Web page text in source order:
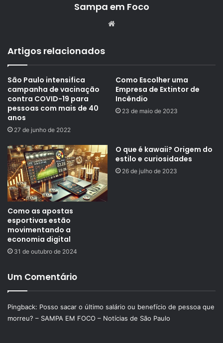
Sampa em Foco
Website
Artigos relacionados
São Paulo intensifica
campanha de vacinação
contra COVID-19 para
pessoas com mais de 40
anos
27 de junho de 2022
Como Escolher uma
Empresa de Extintor de
Incêndio
23 de maio de 2023
Como as apostas
esportivas estão
movimentando a
economia digital
31 de outubro de 2024
O que é kawaii? Origem do
estilo e curiosidades
26 de julho de 2023
Um Comentário
Pingback: Posso sacar o último salário ou benefício de pessoa que
morreu? – SAMPA EM FOCO – Notícias de São Paulo